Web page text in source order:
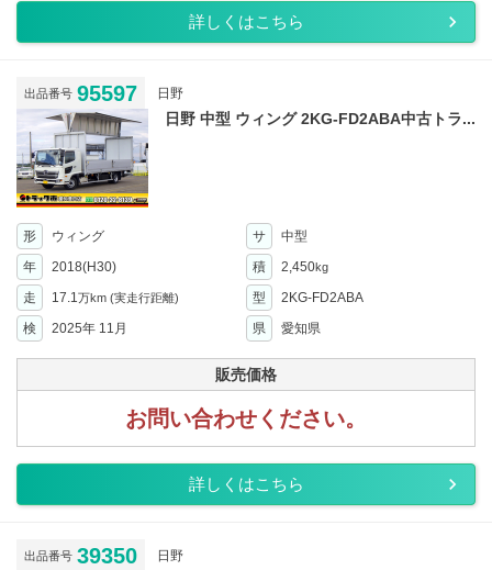
詳しくはこちら
出品番号 95597 日野
日野 中型 ウィング 2KG-FD2ABA中古トラ...
形 ウィング サ
中型
年
2018(H30) 積 2,450kg
走 17.1万km (実走行距離) 型
2KG-FD2ABA
検
2025年 11月 県 愛知県
販売価格
お問い合わせください。
詳しくはこちら
出品番号 39350 日野